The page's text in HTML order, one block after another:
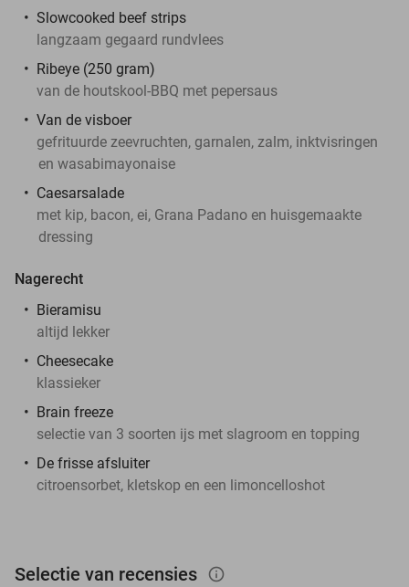
Slowcooked beef strips
langzaam gegaard rundvlees
Ribeye (250 gram)
van de houtskool-BBQ met pepersaus
Van de visboer
gefrituurde zeevruchten, garnalen, zalm, inktvisringen
en wasabimayonaise
Caesarsalade
met kip, bacon, ei, Grana Padano en huisgemaakte
dressing
Nagerecht
Bieramisu
altijd lekker
Cheesecake
klassieker
Brain freeze
selectie van 3 soorten ijs met slagroom en topping
De frisse afsluiter
citroensorbet, kletskop en een limoncelloshot
Selectie van recensies info_outlined